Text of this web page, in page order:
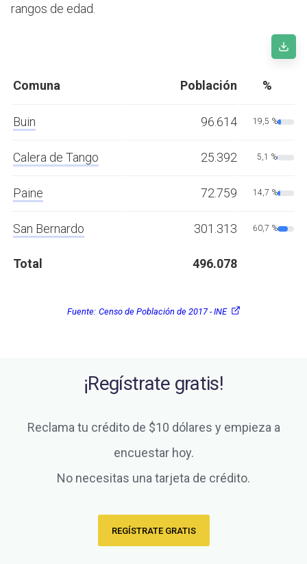
rangos de edad.
Comuna Población %
Buin 96.614 19,5 %
Calera de Tango 25.392 5,1 %
Paine 72.759 14,7 %
San Bernardo 301.313 60,7 %
Total 496.078
Fuente: Censo de Población de 2017 - INE
¡Regístrate gratis!
Reclama tu crédito de $10 dólares y empieza a
encuestar hoy.
No necesitas una tarjeta de crédito.
REGÍSTRATE GRATIS